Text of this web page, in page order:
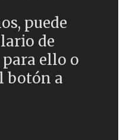
puede
de
ello o
botón a